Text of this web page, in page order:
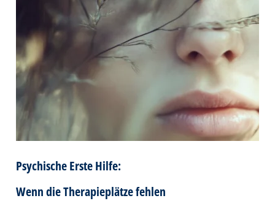
Psychische Erste Hilfe:
Wenn die Therapieplätze fehlen